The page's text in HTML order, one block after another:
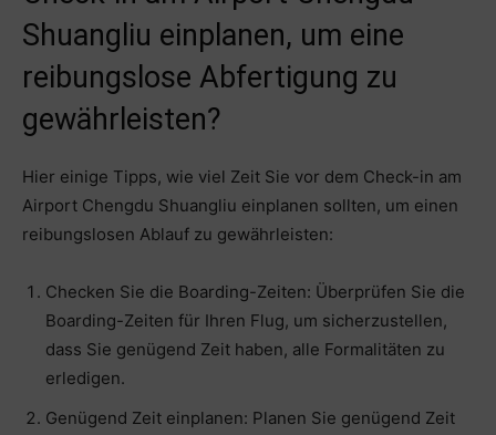
Shuangliu einplanen, um eine
reibungslose Abfertigung zu
gewährleisten?
Hier einige Tipps, wie viel Zeit Sie vor dem Check-in am
Airport Chengdu Shuangliu einplanen sollten, um einen
reibungslosen Ablauf zu gewährleisten:
Checken Sie die Boarding-Zeiten: Überprüfen Sie die
Boarding-Zeiten für Ihren Flug, um sicherzustellen,
dass Sie genügend Zeit haben, alle Formalitäten zu
erledigen.
Genügend Zeit einplanen: Planen Sie genügend Zeit